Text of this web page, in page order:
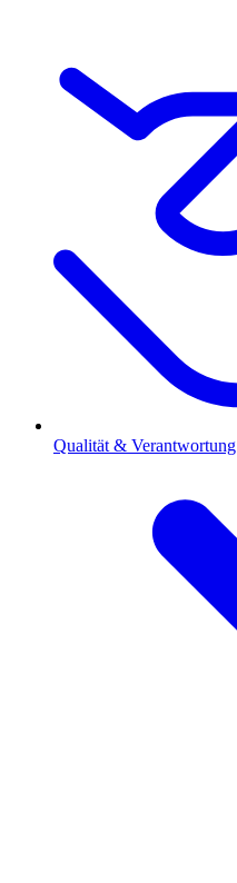
Qualität & Verantwortung